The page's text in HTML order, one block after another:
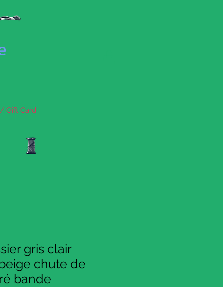
Gift Card
gris clair
chute de
bande